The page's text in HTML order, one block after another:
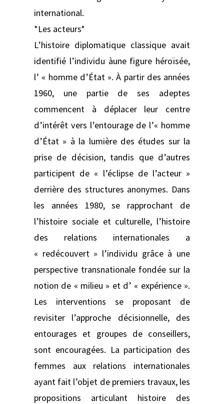
international.
*Les acteurs*
L’histoire diplomatique classique avait
identifié l’individu àune figure héroïsée,
l’ « homme d’État ». À partir des années
1960, une partie de ses adeptes
commencent à déplacer leur centre
d’intérêt vers l’entourage de l’« homme
d’État » à la lumière des études sur la
prise de décision, tandis que d’autres
participent de « l’éclipse de l’acteur »
derrière des structures anonymes. Dans
les années 1980, se rapprochant de
l’histoire sociale et culturelle, l’histoire
des relations internationales a
« redécouvert » l’individu grâce à une
perspective transnationale fondée sur la
notion de « milieu » et d’ « expérience ».
Les interventions se proposant de
revisiter l’approche décisionnelle, des
entourages et groupes de conseillers,
sont encouragées. La participation des
femmes aux relations internationales
ayant fait l’objet de premiers travaux, les
propositions articulant histoire des